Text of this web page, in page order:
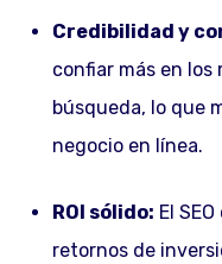
Credibilidad y
confiar más en
búsqueda, lo que
negocio en línea.
ROI sólido: El
retornos de